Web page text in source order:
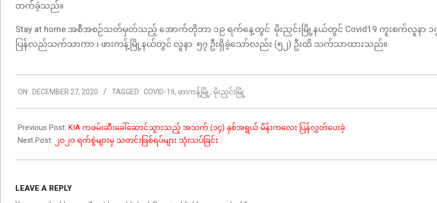
တက်ခဲ့သည်။
Stay at home အစီအစဉ်သတ်မှတ်သည့် အောက်တိုဘာ ၁၉ ရက်နေ့တွင် မိုးညှင်းမြို့နယ်တွင် Covid19 ကူးစက်လူနာ ၁၇ ဦ
ပြန်လည်သက်သာကာ ၊ ဖားကန့်မြို့နယ်တွင် လူနာ ၅၇ ဦးရှိခဲ့သော်လည်း (၅၂) ဦးထိ သက်သာထားသည်။
12-
27
ON: DECEMBER 27, 2020 TAGGED: COVID-19, ဖားကန့်မြို့ , မိုးညှင်းမြို့
Previous Post: KIA ကဖမ်းဆီးခေါ်ဆောင်သွားသည့် အသက် (၁၄) နှစ်အရွယ် မိန်းကလေး ပြန်လွှတ်ပေးခဲ့
Next Post:
၂ဝ၂ဝ ရက်စွဲများမှ သတင်းဖြစ်ရပ်များ သုံးသပ်ခြင်း
LEAVE A REPLY